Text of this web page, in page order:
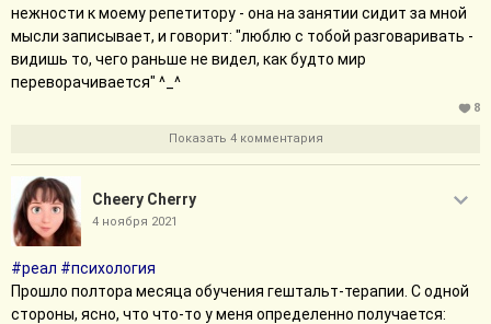
нежности к моему репетитору - она на занятии сидит за мной
мысли записывает, и говорит: "люблю с тобой разговаривать -
видишь то, чего раньше не видел, как будто мир
переворачивается" ^_^
8
Показать 4 комментария
Cheery Cherry
4 ноября 2021
#реал #психология
Прошло полтора месяца обучения гештальт-терапии. С одной
стороны, ясно, что что-то у меня определенно получается: